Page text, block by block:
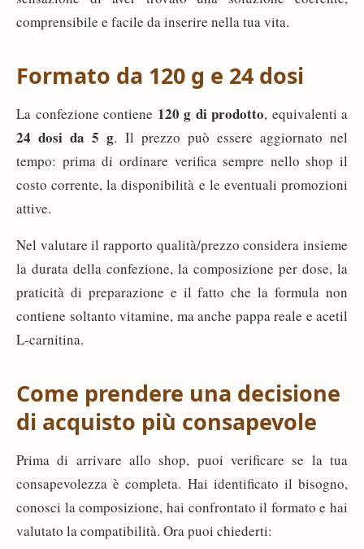
comprensibile e facile da inserire nella tua vita.
Formato da 120 g e 24 dosi
La confezione contiene 120 g di prodotto, equivalenti a
24 dosi da 5 g. Il prezzo può essere aggiornato nel
tempo: prima di ordinare verifica sempre nello shop il
costo corrente, la disponibilità e le eventuali promozioni
attive.
Nel valutare il rapporto qualità/prezzo considera insieme
la durata della confezione, la composizione per dose, la
praticità di preparazione e il fatto che la formula non
contiene soltanto vitamine, ma anche pappa reale e acetil
L-carnitina.
Come prendere una decisione
di acquisto più consapevole
Prima di arrivare allo shop, puoi verificare se la tua
consapevolezza è completa. Hai identificato il bisogno,
conosci la composizione, hai confrontato il formato e hai
valutato la compatibilità. Ora puoi chiederti: